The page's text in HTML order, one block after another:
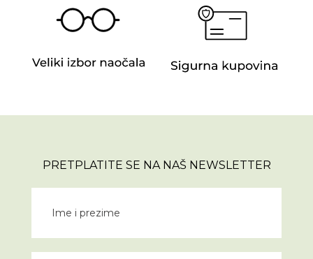
PRETPLATITE SE NA NAŠ NEWSLETTER